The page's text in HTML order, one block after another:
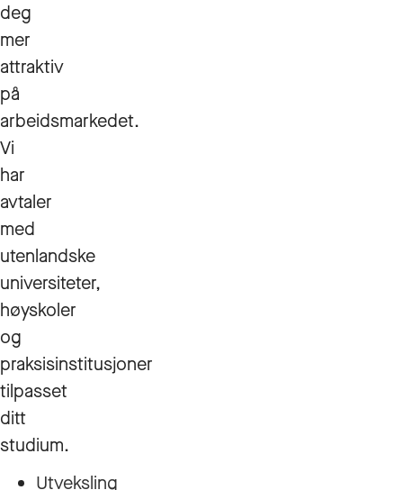
deg
mer
attraktiv
på
arbeidsmarkedet.
Vi
har
avtaler
med
utenlandske
universiteter,
høyskoler
og
praksisinstitusjoner
tilpasset
ditt
studium.
Utveksling